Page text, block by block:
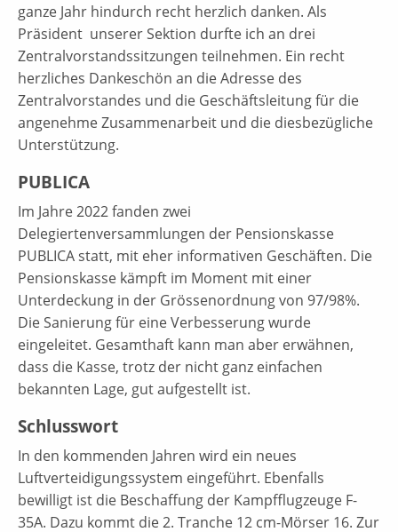
ganze Jahr hindurch recht herzlich danken. Als
Präsident unserer Sektion durfte ich an drei
Zentralvorstandssitzungen teilnehmen. Ein recht
herzliches Dankeschön an die Adresse des
Zentralvorstandes und die Geschäftsleitung für die
angenehme Zusammenarbeit und die diesbezügliche
Unterstützung.
PUBLICA
Im Jahre 2022 fanden zwei
Delegiertenversammlungen der Pensionskasse
PUBLICA statt, mit eher informativen Geschäften. Die
Pensionskasse kämpft im Moment mit einer
Unterdeckung in der Grössenordnung von 97/98%.
Die Sanierung für eine Verbesserung wurde
eingeleitet. Gesamthaft kann man aber erwähnen,
dass die Kasse, trotz der nicht ganz einfachen
bekannten Lage, gut aufgestellt ist.
Schlusswort
In den kommenden Jahren wird ein neues
Luftverteidigungssystem eingeführt. Ebenfalls
bewilligt ist die Beschaffung der Kampfflugzeuge F-
35A. Dazu kommt die 2. Tranche 12 cm-Mörser 16. Zur